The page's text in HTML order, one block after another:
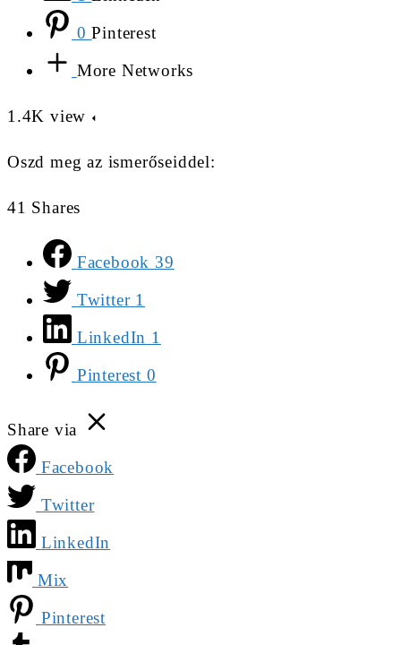
0Pinterest
More Networks
1.4K view
Oszd meg az ismerőseiddel:
41 Shares
Facebook 39
Twitter 1
LinkedIn 1
Pinterest 0
Share via
Facebook
Twitter
LinkedIn
Mix
Pinterest